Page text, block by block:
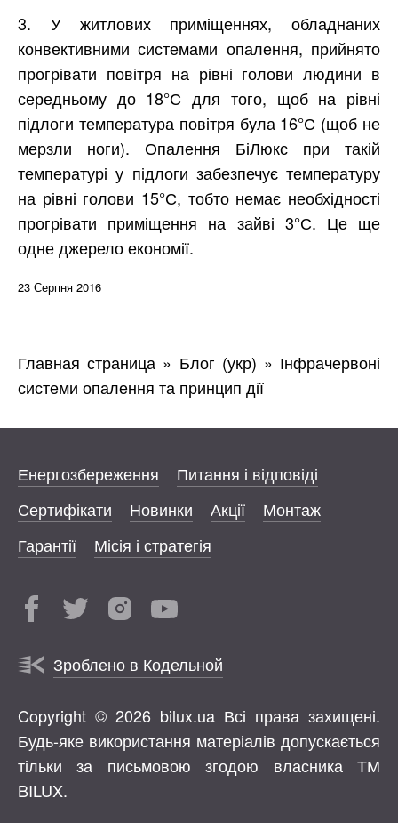
3. У житлових приміщеннях, обладнаних
конвективними системами опалення, прийнято
прогрівати повітря на рівні голови людини в
середньому до 18°С для того, щоб на рівні
підлоги температура повітря була 16°С (щоб не
мерзли ноги). Опалення БіЛюкс при такій
температурі у підлоги забезпечує температуру
на рівні голови 15°С, тобто немає необхідності
прогрівати приміщення на зайві 3°С. Це ще
одне джерело економії.
23 Серпня 2016
Главная страница » Блог (укр) » Інфрачервоні
системи опалення та принцип дії
Енергозбереження
Питання і відповіді
Сертифікати
Новинки Акції
Монтаж
Гарантії
Місія і стратегія
Зроблено в Кодельной
Copyright © 2026 bilux.ua Всі права захищені.
Будь-яке використання матеріалів допускається
тільки за письмовою згодою власника ТМ
BILUX.